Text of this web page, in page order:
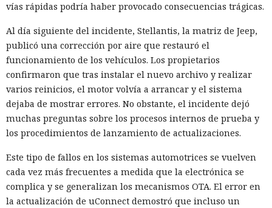
vías rápidas podría haber provocado consecuencias trágicas.
Al día siguiente del incidente, Stellantis, la matriz de Jeep,
publicó una corrección por aire que restauró el
funcionamiento de los vehículos. Los propietarios
confirmaron que tras instalar el nuevo archivo y realizar
varios reinicios, el motor volvía a arrancar y el sistema
dejaba de mostrar errores. No obstante, el incidente dejó
muchas preguntas sobre los procesos internos de prueba y
los procedimientos de lanzamiento de actualizaciones.
Este tipo de fallos en los sistemas automotrices se vuelven
cada vez más frecuentes a medida que la electrónica se
complica y se generalizan los mecanismos OTA. El error en
la actualización de uConnect demostró que incluso un